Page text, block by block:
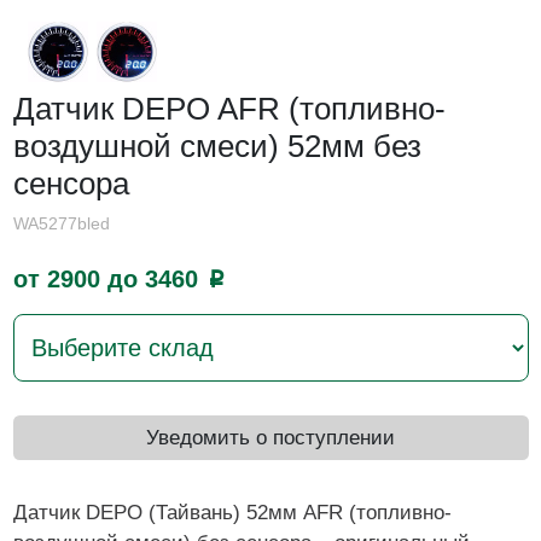
Датчик DEPO AFR (топливно-
воздушной смеси) 52мм без
сенсора
WA5277bled
от 2900 до 3460 p
Уведомить о поступлении
Датчик DEPO (Тайвань) 52мм AFR (топливно-